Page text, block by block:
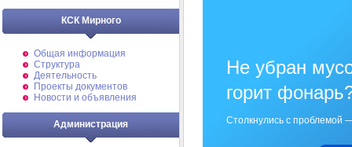
КСК Мирного
Общая информация
Структура
Деятельность
Проекты документов
Новости и объявления
Администрация
Не убран
горит
Столкнулись с проблемой